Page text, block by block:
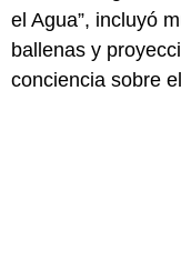
el Agua”, incluyó
ballenas y
conciencia sobre